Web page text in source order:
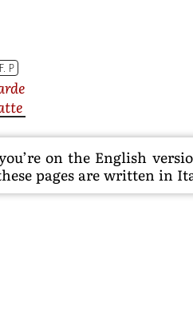
F. P
on the English
pages are written in